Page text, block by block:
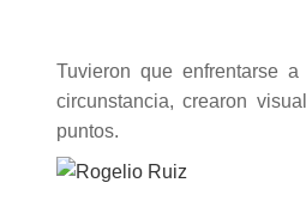
Tuvieron que enfrentarse
circunstancia, crearon
puntos.